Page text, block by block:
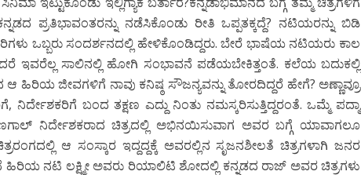
ಪ್ರತಿಭಾವಂತರನ್ನು ನಡೆಸಿಕೊಂಡು ರೀತಿ ಒಪ್ಪತಕ್ಕದ್ದೆ? ನಟಿಯರನ್ನು ಬಿಡಿ
ಒಬ್ಬರು ಸಂದರ್ಶನದಲ್ಲಿ ಹೇಳಿಕೊಂಡಿದ್ದರು. ಬೇರೆ ಭಾಷೆಯ ನಟಿಯರು ಕಾಲ
ಇವರೆಲ್ಲ ಸಾಲಿನಲ್ಲಿ ಹೋಗಿ ಸಂಭಾವನೆ ಪಡೆಯಬೇಕಿತ್ತಂತೆ. ಕಲೆಯ ಬದುಕಲ್ಲಿ
ಹಿರಿಯ ಜೀವಗಳಿಗೆ ನಾವು ಕನಿಷ್ಠ ಸೌಜನ್ಯವನ್ನು ತೋರದಿದ್ದರೆ ಹೇಗೆ? ಅಣ್ಣಾವ್ರೂ
ಬಂದ ತಕ್ಷಣ ಎದ್ದು ನಿಂತು ನಮಸ್ಕರಿಸುತ್ತಿದ್ದರಂತೆ. ಒಮ್ಮೆ ಪದ್ಮಾ
ನಿರ್ದೇಶಕರಾದ ಚಿತ್ರದಲ್ಲಿ ಅಭಿನಯಿಸುವಾಗ ಅವರ ಬಗ್ಗೆ ಯಾವಾಗಲೂ
ಆ ಸಂಸ್ಕಾರ ಇದ್ದದ್ದಕ್ಕೆ ಅವರಲ್ಲಿನ ಸೃಜನಶೀಲತೆ ಚಿತ್ರಗಳಾಗಿ ಜನರ
ನಟಿ ಲಕ್ಷ್ಮೀ ಅವರು ರಿಯಾಲಿಟಿ ಶೋದಲ್ಲಿ ಕನ್ನಡದ ರಾಜ್ ಅವರ ಚಿತ್ರಗಳು